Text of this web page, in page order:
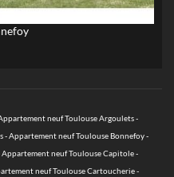
neuf Toulouse Argoulets-
-Appartement neuf Toulouse Bonnefoy-
Appartement neuf Toulouse Capitole-
neuf Toulouse Cartoucherie-